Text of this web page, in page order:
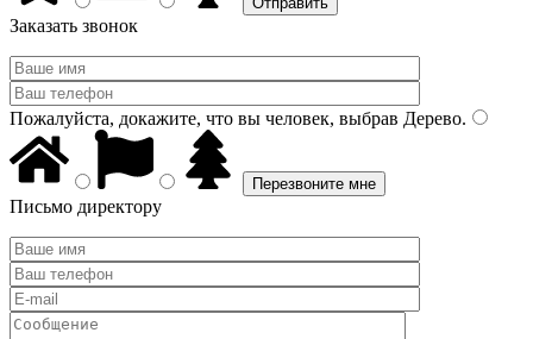
Заказать звонок
Пожалуйста, докажите, что вы человек, выбрав Дерево.
Письмо директору